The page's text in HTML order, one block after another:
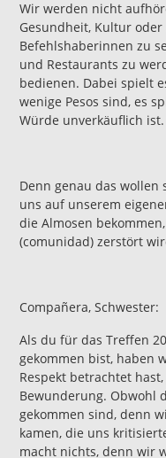
Wir werden nicht
Gesundheit, Kultur
Befehlshaberinnen zu
und Restaurants zu
bedienen. Dabei spielt
wenige Pesos sind, es
Würde unverkäuflich ist.
Denn genau das wollen
uns auf unserem
die Almosen
(comunidad) zerstört
Compañera, Schwester:
Als du für das Treffen
gekommen bist, haben
Respekt betrachtet
Bewunderung. Obwohl
gekommen sind, denn
kamen, die uns
macht nichts, denn wir